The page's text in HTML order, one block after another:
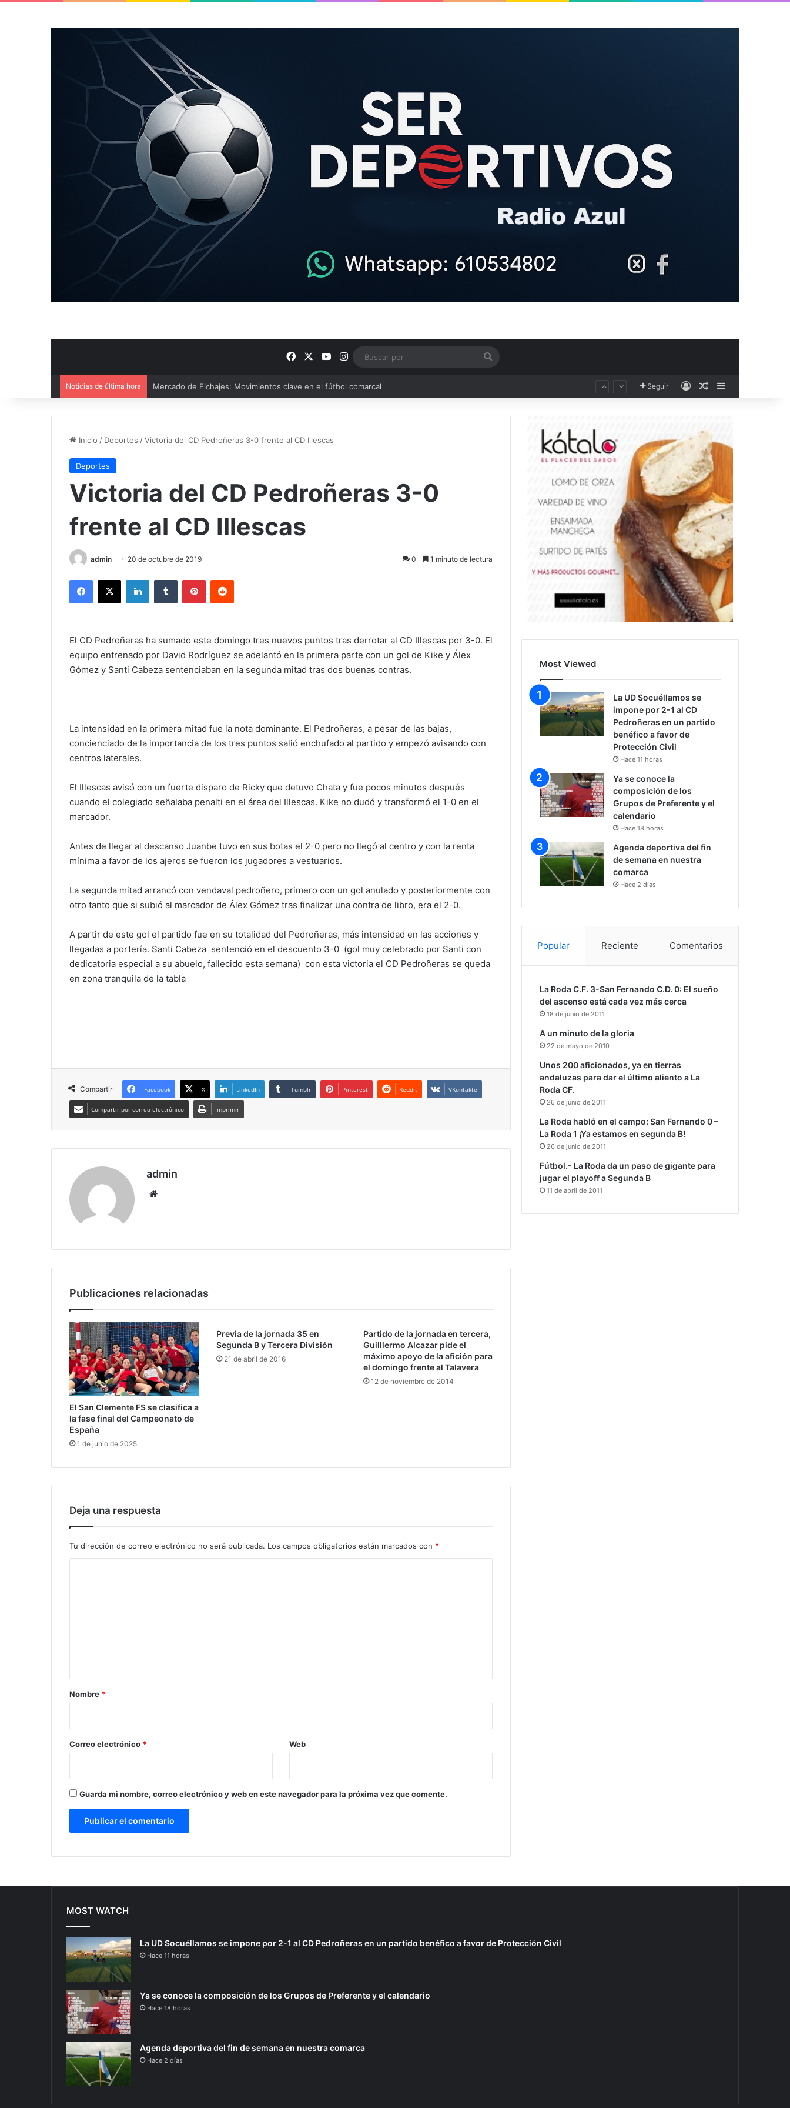
FacebookYouTube
Instagram
Noticias de última hora El CB Villarrobledo y el CB Criptana continúan perfilando sus plantillas Seguir AccesoPublicación al
Inicio / Deportes /Victoria del CD Pedroñeras 3-0 frente al CD Illescas
Deportes
Victoria del CD Pedroñeras 3-0
frente al CD Illescas
admin 20 de octubre de 2019 0 1 minuto de lectura
El CD Pedroñeras ha sumado este domingo tres nuevos puntos tras derrotar al CD Illescas por 3-0. El
equipo entrenado por David Rodríguez se adelantó en la primera parte con un gol de Kike y Álex
Gómez y Santi Cabeza sentenciaban en la segunda mitad tras dos buenas contras.
La intensidad en la primera mitad fue la nota dominante. El Pedroñeras, a pesar de las bajas,
concienciado de la importancia de los tres puntos salió enchufado al partido y empezó avisando con
centros laterales.
El Illescas avisó con un fuerte disparo de Ricky que detuvo Chata y fue pocos minutos después
cuando el colegiado señalaba penalti en el área del Illescas. Kike no dudó y transformó el 1-0 en el
marcador.
Antes de llegar al descanso Juanbe tuvo en sus botas el 2-0 pero no llegó al centro y con la renta
mínima a favor de los ajeros se fueron los jugadores a vestuarios.
La segunda mitad arrancó con vendaval pedroñero, primero con un gol anulado y posteriormente con
otro tanto que si subió al marcador de Álex Gómez tras finalizar una contra de libro, era el 2-0.
A partir de este gol el partido fue en su totalidad del Pedroñeras, más intensidad en las acciones y
llegadas a portería. Santi Cabeza sentenció en el descuento 3-0 (gol muy celebrado por Santi con
dedicatoria especial a su abuelo, fallecido esta semana) con esta victoria el CD Pedroñeras se queda
en zona tranquila de la tabla
Compartir Facebook X LinkedIn Tumblr Pinterest Reddit VKontakte
Compartir por correo electrónico Imprimir
admin
Publicaciones relacionadas
El San Clemente FS se clasifica a
la fase final del Campeonato de
España
1 de junio de 2025
Previa de la jornada 35 en
Segunda B y Tercera División
21 de abril de 2016
Partido de la jornada en tercera,
Guilllermo Alcazar pide el
máximo apoyo de la afición para
el domingo frente al Talavera
12 de noviembre de 2014
Deja una respuesta
Tu dirección de correo electrónico no será publicada. Los campos obligatorios están marcados con *
r
*
Nombre *
Correo electrónico * Web
Guarda mi nombre, correo electrónico y web en este navegador para la próxima vez que comente.
Most Viewed
La UD Socuéllamos se
impone por 2-1 al CD
Pedroñeras en un partido
benéfico a favor de
Protección Civil
Hace 11 horas
Ya se conoce la
composición de los
Grupos de Preferente y el
calendario
Hace 18 horas
Agenda deportiva del fin
de semana en nuestra
comarca
Hace 2 días
Popular Reciente Comentarios
La Roda C.F. 3-San Fernando C.D. 0: El sueño
del ascenso está cada vez más cerca
18 de junio de 2011
A un minuto de la gloria
22 de mayo de 2010
Unos 200 aficionados, ya en tierras
andaluzas para dar el último aliento a La
Roda CF.
26 de junio de 2011
La Roda habló en el campo: San Fernando 0 –
La Roda 1 ¡Ya estamos en segunda B!
26 de junio de 2011
Fútbol.- La Roda da un paso de gigante para
jugar el playoff a Segunda B
11 de abril de 2011
MOST WATCH
La UD Socuéllamos se impone por 2-1 al CD Pedroñeras en un partido benéfico a favor de Protección Civil
Hace 11 horas
Ya se conoce la composición de los Grupos de Preferente y el calendario
Hace 18 horas
Agenda deportiva del fin de semana en nuestra comarca
Hace 2 días